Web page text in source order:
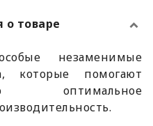
товаре
незаменимые
которые помогают
оптимальное